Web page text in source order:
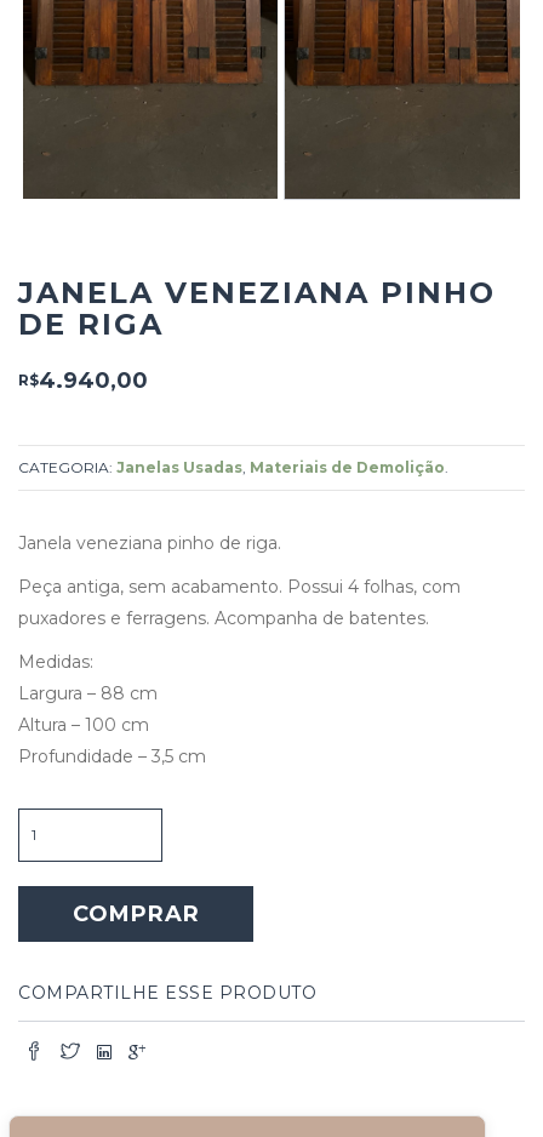
JANELA VENEZIANA PINHO
DE RIGA
R$4.940,00
CATEGORIA: Janelas Usadas Materiais de Demolição
Janela veneziana pinho de riga.
Peça antiga, sem acabamento. Possui 4 folhas, com
puxadores e ferragens. Acompanha de batentes.
Medidas:
Largura – 88 cm
Altura – 100 cm
Profundidade – 3,5 cm
Veneziana
Pinho
de
quantidade
COMPRAR
COMPARTILHE ESSE PRODUTO